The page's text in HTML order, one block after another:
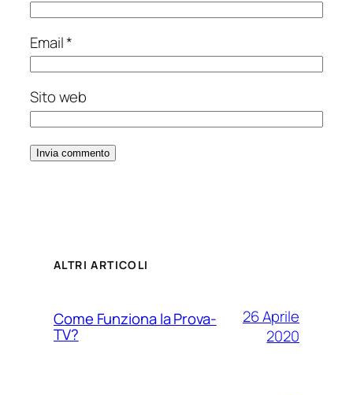
Email*
Sito web
ALTRI ARTICOLI
Come Funziona la Prova-
TV?
26 Aprile
2020